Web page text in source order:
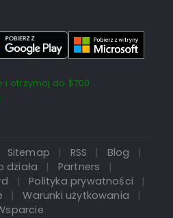
i otrzymaj do $700
Sitemap | RSS | Blog
|
działa | Partners
|
| Polityka prywatności
|
| Warunki użytkowania
|